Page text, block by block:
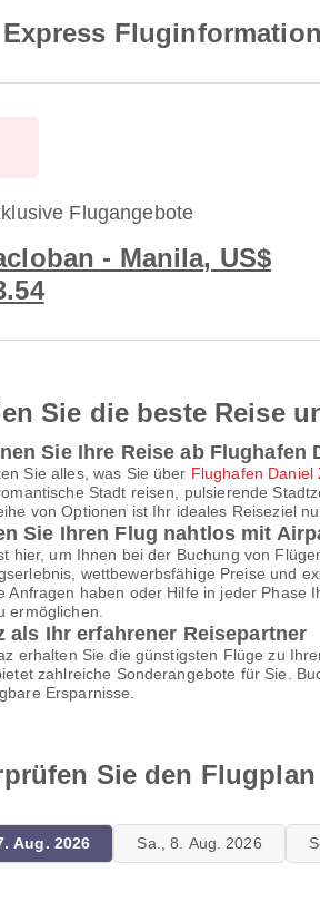
Express
Flugangebote
- Manila, US$
Sie die beste Reise
Sie Ihre Reise ab Flughafen
Sie alles, was Sie über Flughafen Daniel
Stadt reisen, pulsierende
von Optionen ist Ihr ideales Reiseziel
Sie Ihren Flug nahtlos mit
hier, um Ihnen bei der Buchung von
wettbewerbsfähige Preise und
Anfragen haben oder Hilfe in jeder Phase
ermöglichen.
als Ihr erfahrener Reisepartner
erhalten Sie die günstigsten Flüge zu
zahlreiche Sonderangebote für Sie.
Ersparnisse.
Sie den
Aug. 2026 Sa., 8. Aug. 2026